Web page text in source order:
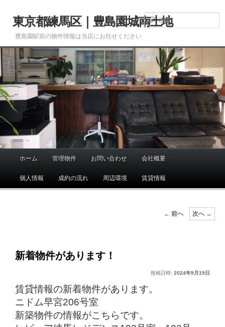
ン
テ
ン
ツ
へ
移
東京都練馬区｜豊島園城南土地
豊島園駅前の物件情報は当店にお任せください
ホーム 管理物件 お問い合わせ 会社概要
個人情報 成約の流れ 周辺環境 賃貸情報
投
ー
← 前へ 次へ →
新着物件があります！
投稿日時: 2024年9月19日
賃貸情報の新着物件があります。
ニドム早宮206号室
新築物件の情報がこちらです。